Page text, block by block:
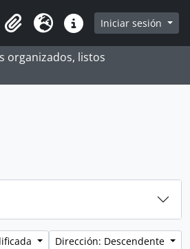
in browse page
Portapapeles
Idioma Enlaces rápidos
Iniciar sesión
organizados, listos
Dirección: Descendente